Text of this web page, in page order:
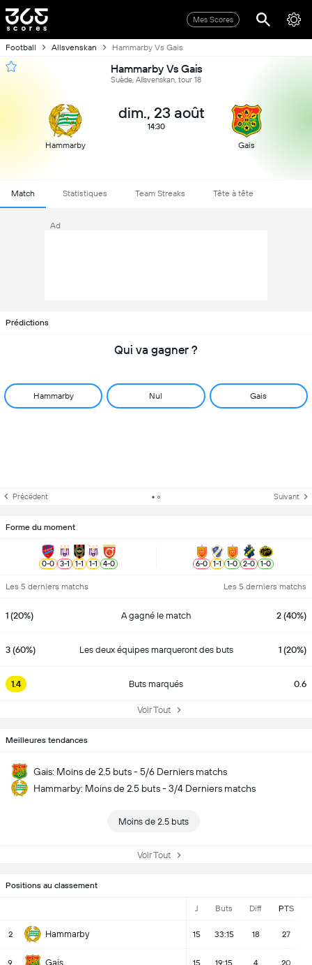
Mes Scores
Football Allsvenskan Hammarby Vs Gais
Hammarby Vs Gais
Suède, Allsvenskan, tour 18
Hammarby
dim., 23 août
14:30
Gais
Match Statistiques Team Streaks Tête à tête
Ad
Prédictions
Qui va gagner ?
Hammarby Nul Gais
Précédent Suivant
Forme du moment
0-0 3-1 1-1 1-1 4-0 6-0 1-1 1-0 2-0 1-0
Les 5 derniers matchs Les 5 derniers matchs
1 (20%) A gagné le match 2 (40%)
3 (60%) Les deux équipes marqueront des buts 1 (20%)
1.4 Buts marqués 0.6
Voir Tout
Meilleures tendances
Gais: Moins de 2.5 buts - 5/6 Derniers matchs
Hammarby: Moins de 2.5 buts - 3/4 Derniers matchs
Moins de 2.5 buts
Voir Tout
Positions au classement
J Buts Diff PTS
2 Hammarby 15 33:15 18 27
9 Gais 15 19:15 4 20